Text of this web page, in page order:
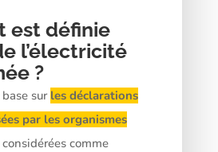
est définie
l’électricité
?
sur les déclarations
par les organismes
comme